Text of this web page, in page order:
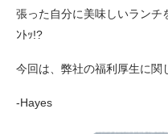
張った自分に美味しいランチ
ﾝﾄｯ!?
今回は、弊社の福利厚生に
-Hayes